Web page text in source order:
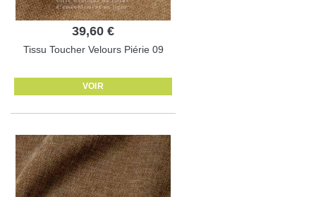
39,60 €
Tissu Toucher Velours Piérie 09
VOIR